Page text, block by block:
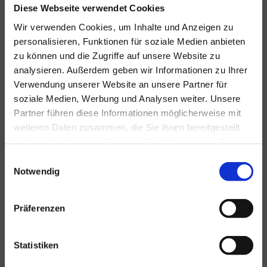
Diese Webseite verwendet Cookies
Wir verwenden Cookies, um Inhalte und Anzeigen zu
personalisieren, Funktionen für soziale Medien anbieten
zu können und die Zugriffe auf unsere Website zu
analysieren. Außerdem geben wir Informationen zu Ihrer
Verwendung unserer Website an unsere Partner für
soziale Medien, Werbung und Analysen weiter. Unsere
Partner führen diese Informationen möglicherweise mit
weiteren Daten zusammen, die Sie ihnen bereitgestellt
Notwendig
Präferenzen
Statistiken
Für alle Ihre Veranstaltungen
und Feste
Hansen Events ist Ihr Partner für
Veranstaltungen von groß bis klein.
Lesen Sie mehr